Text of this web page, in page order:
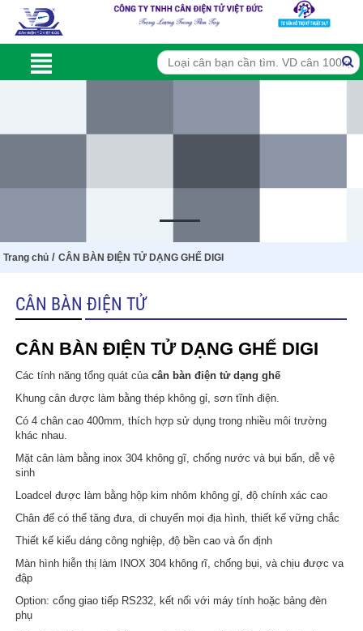
Trang chủ /CÂN BÀN ĐIỆN TỬ DẠNG GHẾ DIGI
CÂN BÀN ĐIỆN TỬ
CÂN BÀN ĐIỆN TỬ DẠNG GHẾ DIGI
Các tính năng tổng quát củacân bàn điện tử dạng ghế
Khung cân được làm bằng thép không gỉ, sơn tĩnh điện.
Có 4 chân cao 400mm, thích hợp sử dụng trong nhiều môi trường
khác nhau.
Mặt cân làm bằng inox 304 không gĩ, chống nước và bụi bẩn, dễ vệ
sinh
Loadcel được làm bằng hộp kim nhôm không gỉ, độ chính xác cao
Chân đế có thể tăng đưa, di chuyển mọi địa hình, thiết kế vững chắc
Thiết kế kiểu dáng công nghiệp, độ bền cao và ổn định
Màn hình hiễn thị làm INOX 304 không rĩ, chống bụi, và chịu được va
đập
Option: cổng giao tiếp RS232, kết nối với máy tính hoặc bảng đèn
phụ